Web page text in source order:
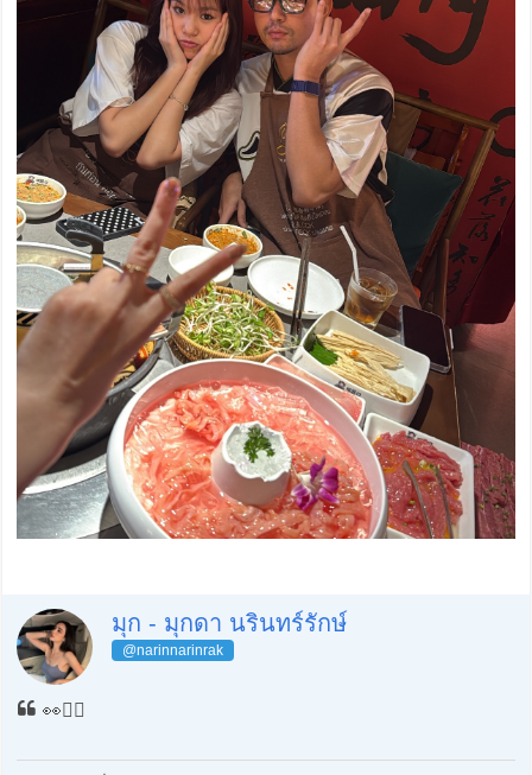
มุก - มุกดา นรินทร์รักษ์
@narinnarinrak
👀✌🏻